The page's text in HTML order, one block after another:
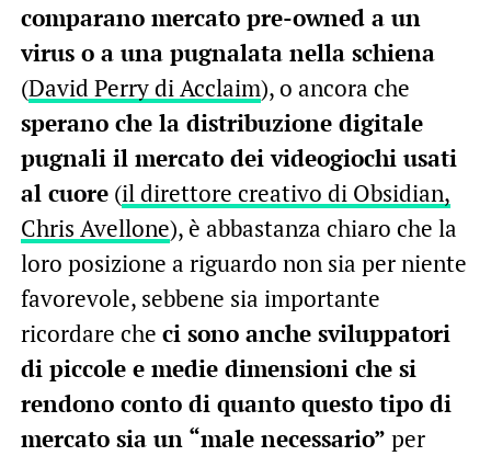
comparano mercato pre-owned a un
virus o a una pugnalata nella schiena
(David Perry di Acclaim), o ancora che
sperano che la distribuzione digitale
pugnali il mercato dei videogiochi usati
al cuore(il direttore creativo di Obsidian,
Chris Avellone), è abbastanza chiaro che la
loro posizione a riguardo non sia per niente
favorevole, sebbene sia importante
ricordare che ci sono anche sviluppatori
di piccole e medie dimensioni che si
rendono conto di quanto questo tipo di
mercato sia un “male necessario” per